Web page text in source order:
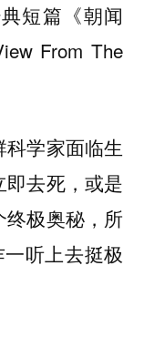
短篇《朝闻
From The
学家面临生
去死，或是
极奥秘，所
听上去挺极